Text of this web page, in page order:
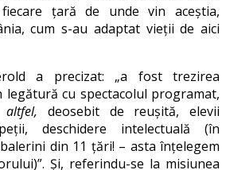
țară de unde vin aceștia,
cum s-au adaptat vieții de aici
a precizat: „a fost trezirea
cu spectacolul programat,
altfel, deosebit de reuşită, elevii
deschidere intelectuală (în
din 11 ţări! – asta înţelegem
Și, referindu-se la misiunea